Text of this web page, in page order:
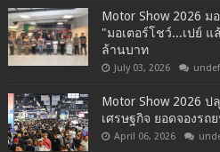
Motor Show 2026 ม
"มอเตอร์โชว์...เปย์ แ
ล้านบาท
July 03, 2026
Motor Show 2026
เศรษฐกิจ ยอดจองรถ
April 06, 2026